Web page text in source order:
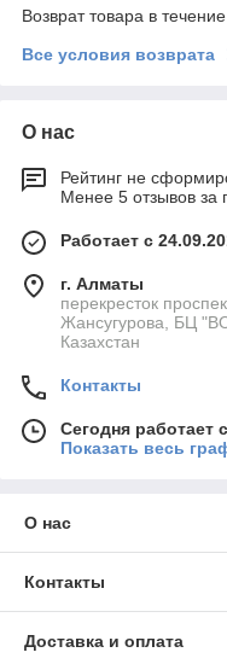
Возврат товара в
Все условия возврата
О нас
Рейтинг не
Менее 5 отзывов за
Работает с
г. Алматы
перекресток
Жансугурова, БЦ
Казахстан
Контакты
Сегодня работает
Показать весь
О нас
Контакты
Доставка и оплата